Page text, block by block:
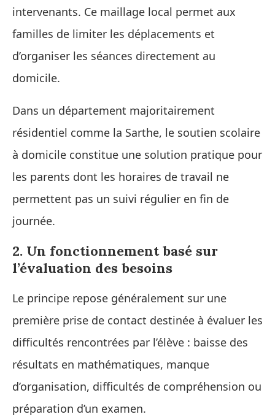
intervenants. Ce maillage local permet aux
familles de limiter les déplacements et
d’organiser les séances directement au
domicile.
Dans un département majoritairement
résidentiel comme la Sarthe, le soutien scolaire
à domicile constitue une solution pratique pour
les parents dont les horaires de travail ne
permettent pas un suivi régulier en fin de
journée.
2. Un fonctionnement basé sur
l’évaluation des besoins
Le principe repose généralement sur une
première prise de contact destinée à évaluer les
difficultés rencontrées par l’élève : baisse des
résultats en mathématiques, manque
d’organisation, difficultés de compréhension ou
préparation d’un examen.